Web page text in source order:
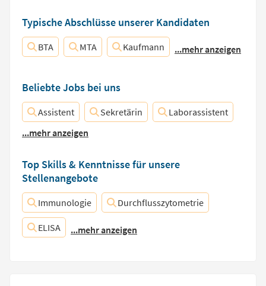
Typische Abschlüsse unserer Kandidaten
BTA MTA Kaufmann ...mehr anzeigen
Beliebte Jobs bei uns
Assistent Sekretärin
Laborassistent
...mehr anzeigen
Top Skills & Kenntnisse für unsere
Stellenangebote
Immunologie Durchflusszytometrie
ELISA ...mehr anzeigen